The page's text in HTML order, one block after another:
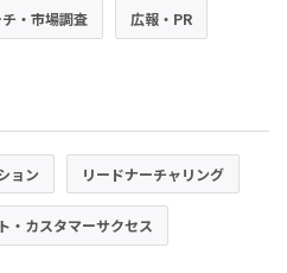
チ・市場調査 広報・PR
ョン リードナーチャリング
・カスタマーサクセス